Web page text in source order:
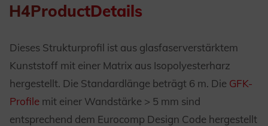
H4ProductDetails
Dieses Strukturprofil ist aus glasfaserverstärktem
Kunststoff mit einer Matrix aus Isopolyesterharz
hergestellt. Die Standardlänge beträgt 6 m. Die GFK-
Profile mit einer Wandstärke > 5 mm sind
entsprechend dem Eurocomp Design Code hergestellt